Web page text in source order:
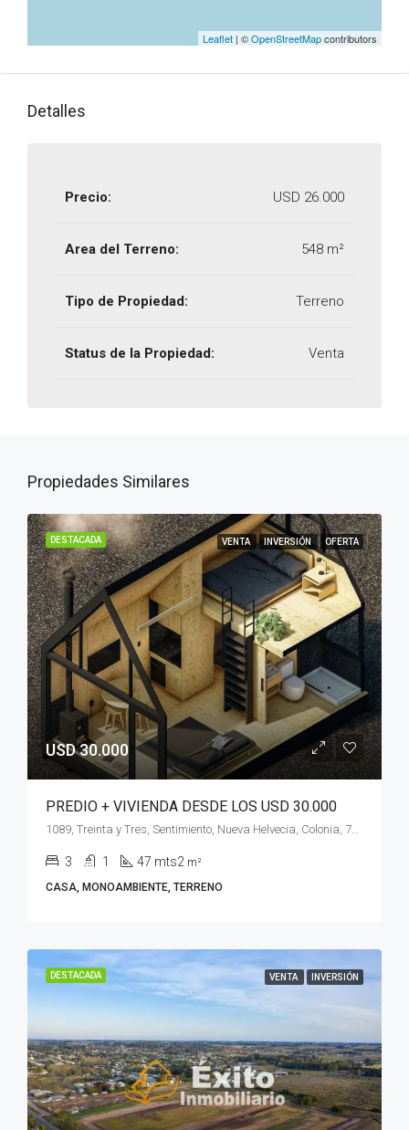
Leaflet | ©OpenStreetMapcontributors
Detalles
Precio: USD 26.000
Area del Terreno: 548 m²
Tipo de Propiedad: Terreno
Status de la Propiedad: Venta
Propiedades Similares
DESTACADA VENTA INVERSIÓN OFERTA
USD 30.000
PREDIO + VIVIENDA DESDE LOS USD 30.000
1089, Treinta y Tres, Sentimiento, Nueva Helvecia, Colonia, 70300, Uruguay
3 1 47 mts2 m²
CASA, MONOAMBIENTE, TERRENO
DESTACADA VENTA INVERSIÓN